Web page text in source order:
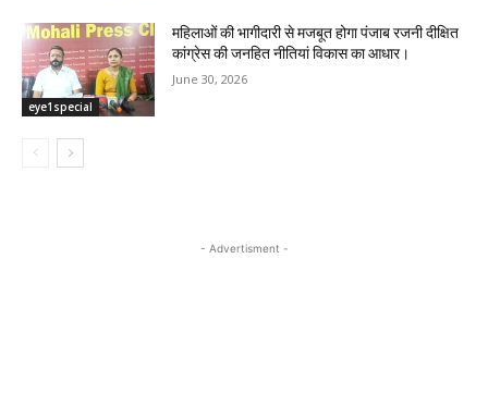
eye1special
महिलाओं की भागीदारी से मजबूत होगा पंजाब रजनी दीक्षित
कांग्रेस की जनहित नीतियां विकास का आधार।
June 30, 2026
- Advertisment -